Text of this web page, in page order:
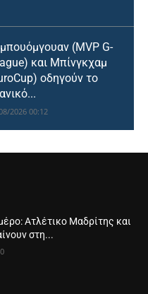
(MVP G-
και Μπίνγκχαμ
οδηγούν το
2026 00:12
Ατλέτικο Μαδρίτης και
στη...